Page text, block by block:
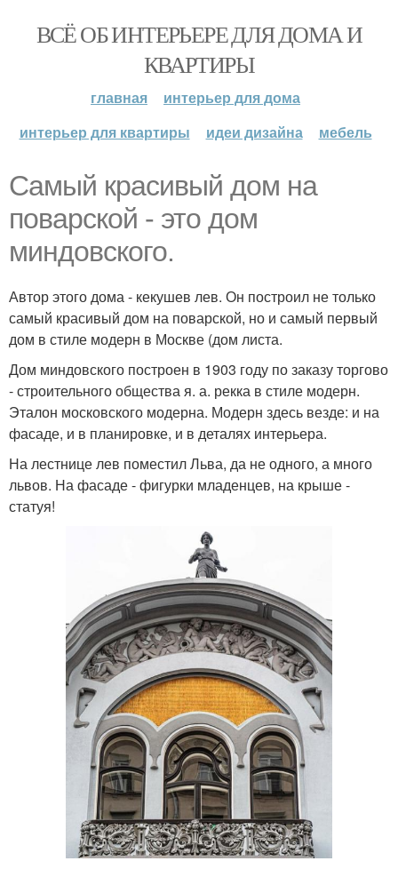
ВСЁ ОБ ИНТЕРЬЕРЕ ДЛЯ ДОМА И
КВАРТИРЫ
главная
интерьер для дома
интерьер для квартиры
идеи дизайна мебель
Самый красивый дом на
поварской - это дом
миндовского.
Автор этого дома - кекушев лев. Он построил не только
самый красивый дом на поварской, но и самый первый
дом в стиле модерн в Москве (дом листа.
Дом миндовского построен в 1903 году по заказу торгово
- строительного общества я. а. рекка в стиле модерн.
Эталон московского модерна. Модерн здесь везде: и на
фасаде, и в планировке, и в деталях интерьера.
На лестнице лев поместил Льва, да не одного, а много
львов. На фасаде - фигурки младенцев, на крыше -
статуя!